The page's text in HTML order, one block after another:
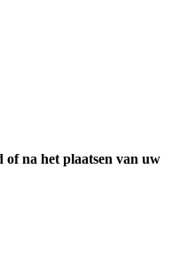
na het plaatsen van uw